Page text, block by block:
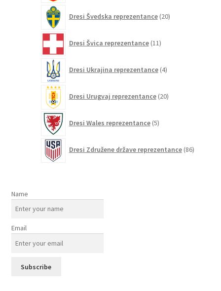
Dresi Švedska reprezentance 20izdelkov
Dresi Švica reprezentance 11izdelkov
Dresi Ukrajina reprezentance 4izdelki
Dresi Urugvaj reprezentance 20izdelkov
Dresi Wales reprezentance 5izdelkov
Dresi Združene države reprezentance 86izdelkov
Name
Email